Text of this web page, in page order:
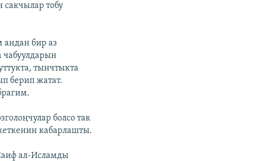
тобу
бир аз
тынчтыкта
берип жатат.
болсо так
кабарлашты.
ал-Исламды